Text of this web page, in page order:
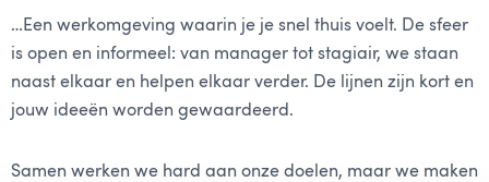
…Een werkomgeving waarin je je snel thuis voelt. De sfeer
is open en informeel: van manager tot stagiair, we staan
naast elkaar en helpen elkaar verder. De lijnen zijn kort en
jouw ideeën worden gewaardeerd.
Samen werken we hard aan onze doelen, maar we maken